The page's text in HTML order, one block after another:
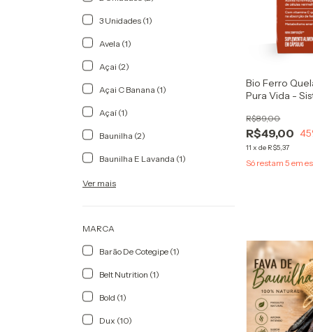
3 Unidades (1)
Avela (1)
Açai (2)
Açai C Banana (1)
Açaí (1)
Baunilha (2)
Baunilha E Lavanda (1)
Ver mais
MARCA
Barão De Cotegipe (1)
Belt Nutrition (1)
Bold (1)
Dux (10)
Bio Ferro
Pura Vida -
R$49,00
R$89,00
45
11 xde R$5,37
Só restam5 em